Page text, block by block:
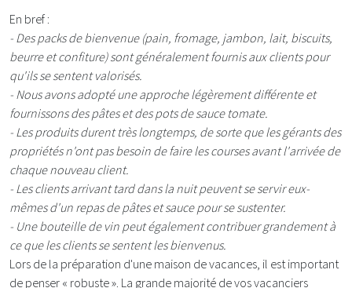
En bref :
- Des packs de bienvenue (pain, fromage, jambon, lait, biscuits,
beurre et confiture) sont généralement fournis aux clients pour
qu'ils se sentent valorisés.
- Nous avons adopté une approche légèrement différente et
fournissons des pâtes et des pots de sauce tomate.
- Les produits durent très longtemps, de sorte que les gérants des
propriétés n'ont pas besoin de faire les courses avant l'arrivée de
chaque nouveau client.
- Les clients arrivant tard dans la nuit peuvent se servir eux-
mêmes d'un repas de pâtes et sauce pour se sustenter.
- Une bouteille de vin peut également contribuer grandement à
ce que les clients se sentent les bienvenus.
Lors de la préparation d'une maison de vacances, il est important
de penser « robuste ». La grande majorité de vos vacanciers